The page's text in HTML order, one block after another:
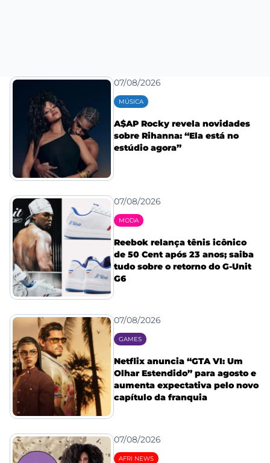
07/08/2026
MÚSICA
A$AP Rocky revela novidades
sobre Rihanna: “Ela está no
estúdio agora”
07/08/2026
MODA
Reebok relança tênis icônico
de 50 Cent após 23 anos; saiba
tudo sobre o retorno do G-Unit
G6
07/08/2026
GAMES
Netflix anuncia “GTA VI: Um
Olhar Estendido” para agosto e
aumenta expectativa pelo novo
capítulo da franquia
07/08/2026
AFRI NEWS